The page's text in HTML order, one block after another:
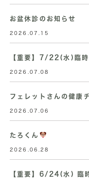
お盆休診のお知らせ
2026.07.15
【重要】7/22(水)臨時
2026.07.08
フェレットさんの健康
2026.07.06
たろくん
2026.06.28
【重要】6/24(水) 臨